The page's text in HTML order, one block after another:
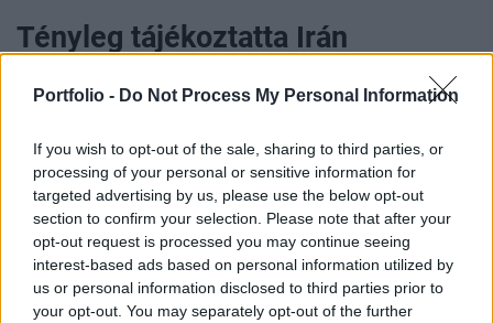
Portfolio - Do Not Process My Personal Information
If you wish to opt-out of the sale, sharing to third parties, or
processing of your personal or sensitive information for
targeted advertising by us, please use the below opt-out
section to confirm your selection. Please note that after your
opt-out request is processed you may continue seeing
interest-based ads based on personal information utilized by
us or personal information disclosed to third parties prior to
your opt-out. You may separately opt-out of the further
Tényleg tájékoztatta Irán
támadásról? A Fehér Ház is
megszólalt az ügyben
MTI
2024. április 15. 21:40
Irán nem küldött figyelmeztetést az Egyesült
Államoknak az Izrael elleni katonai akció